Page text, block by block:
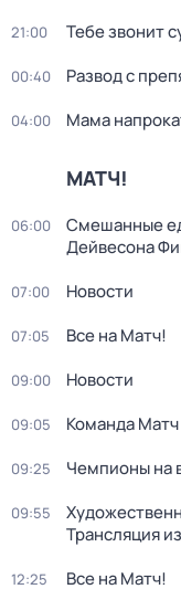
21:00 Тебе звонит
00:40 Развод с
04:00 Мама
МАТЧ!
06:00
Смешанные
Дейвесона
07:00 Новости
07:05 Все на Матч!
09:00 Новости
09:05 Команда Матч
09:25 Чемпионы на
09:55
Трансляция
12:25 Все на Матч!